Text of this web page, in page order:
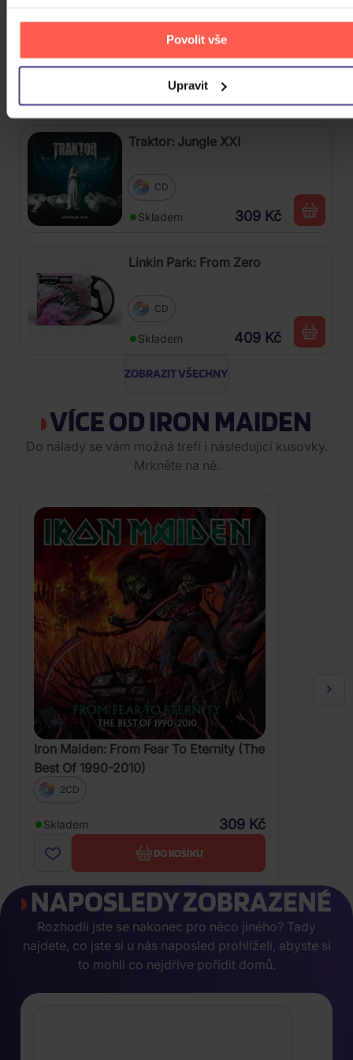
Povolit vše
Upravit
Linkin Park: From Zero (Coloured
Blue Vinyl)
Traktor: Jungle XXI
CD
Skladem 309 Kč
Linkin Park: From Zero
CD
Skladem 409 Kč
ZOBRAZIT VŠECHNY
VÍCE OD IRON MAIDEN
Do nálady se vám možná trefí i následující kusovky.
Mrkněte na ně.
Iron Maiden: From Fear To Eternity (The
Best Of 1990-2010)
2CD
Skladem 309 Kč
DO KOŠÍKU
NAPOSLEDY ZOBRAZENÉ
Rozhodli jste se nakonec pro něco jiného? Tady
najdete, co jste si u nás naposled prohlíželi, abyste si
to mohli co nejdříve pořídit domů.